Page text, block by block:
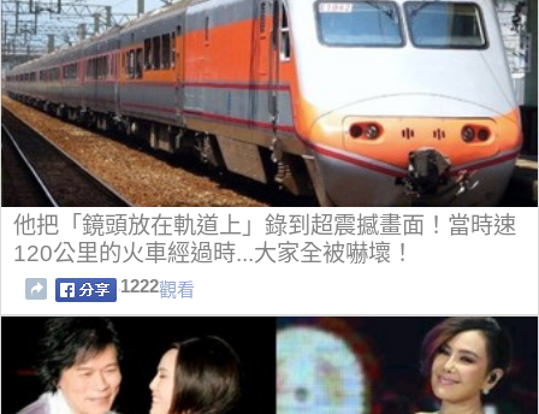
他把「鏡頭放在軌道上」錄到超震撼畫面！當時速
120公里的火車經過時...大家全被嚇壞！
1222觀看